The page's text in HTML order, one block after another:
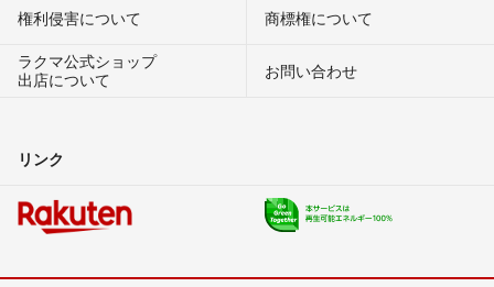
権利侵害について
商標権について
ラクマ公式ショップ
出店について
お問い合わせ
リンク